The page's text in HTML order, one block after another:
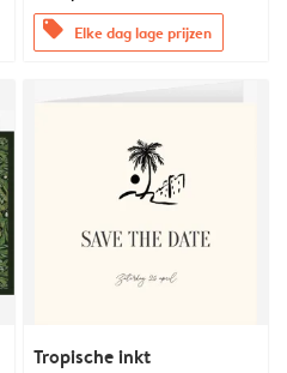
offers Elke dag lage prijzen
Tropische inkt